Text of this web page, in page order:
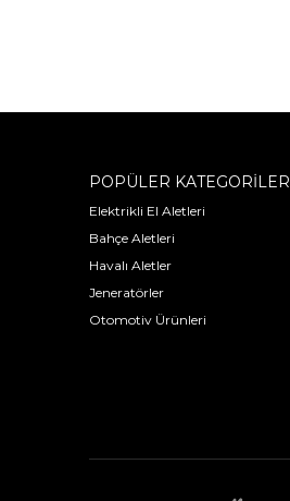
POPÜLER KATEGORİLER
Elektrikli El Aletleri
Bahçe Aletleri
Havalı Aletler
Jeneratörler
Otomotiv Ürünleri